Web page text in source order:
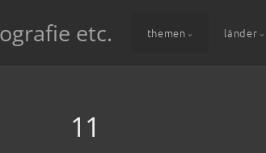
etc. themen länder
11